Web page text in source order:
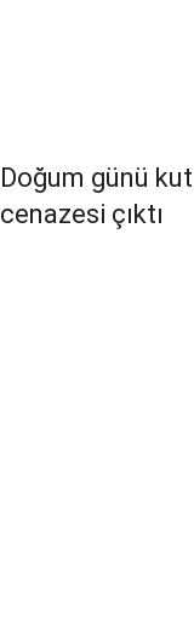
Doğum günü
cenazesi çıktı